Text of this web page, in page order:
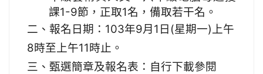
課1-9節，正取1名，備取若干名。
二、報名日期：103年9月1日(星期一)上午
8時至上午11時止。
三、甄選簡章及報名表：自行下載參閱